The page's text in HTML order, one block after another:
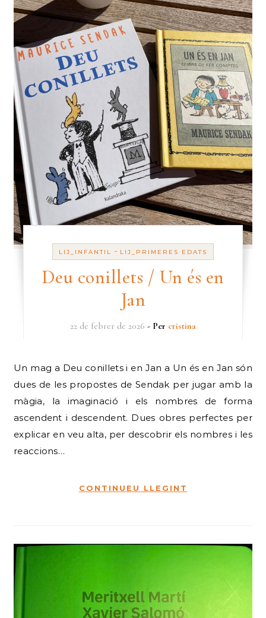
LIJ_INFANTIL - LIJ_PRIMERES EDATS
Deu conillets / Un és en
Jan
22 de febrer de 2026 - Per cristina
Un mag a Deu conillets i en Jan a Un és en Jan són
dues de les propostes de Sendak per jugar amb la
màgia, la imaginació i els nombres de forma
ascendent i descendent. Dues obres perfectes per
explicar en veu alta, per descobrir els nombres i les
reaccions…
CONTINUEU LLEGINT